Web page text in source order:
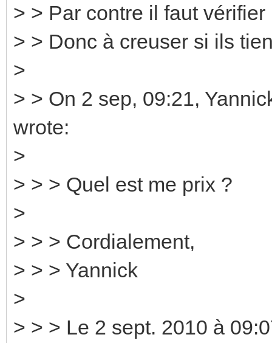
> > Par contre il faut
> > Donc à creuser si ils
>
> > On 2 sep, 09:21,
wrote:
>
> > > Quel est me prix ?
>
> > > Cordialement,
> > > Yannick
>
> > > Le 2 sept. 2010 à